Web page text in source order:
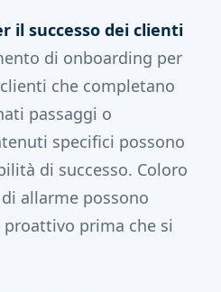
il successo dei clienti
di onboarding per
che completano
passaggi o
specifici possono
di successo. Coloro
allarme possono
prima che si